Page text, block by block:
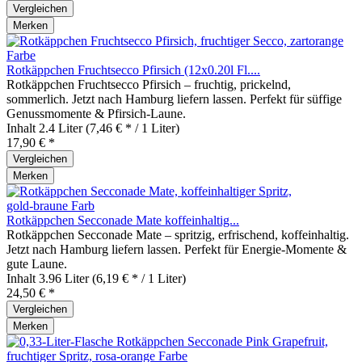
Vergleichen
Merken
Rotkäppchen Fruchtsecco Pfirsich (12x0.20l Fl....
Rotkäppchen Fruchtsecco Pfirsich – fruchtig, prickelnd,
sommerlich. Jetzt nach Hamburg liefern lassen. Perfekt für süffige
Genussmomente & Pfirsich‑Laune.
Inhalt 2.4 Liter(7,46 € * / 1 Liter)
17,90 € *
Vergleichen
Merken
Rotkäppchen Secconade Mate koffeinhaltig...
Rotkäppchen Secconade Mate – spritzig, erfrischend, koffeinhaltig.
Jetzt nach Hamburg liefern lassen. Perfekt für Energie‑Momente &
gute Laune.
Inhalt 3.96 Liter(6,19 € * / 1 Liter)
24,50 € *
Vergleichen
Merken